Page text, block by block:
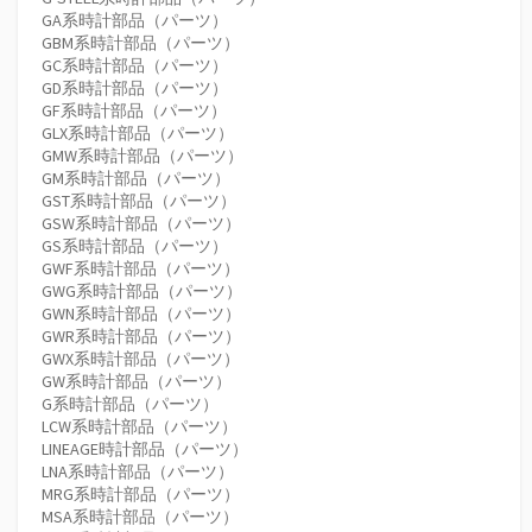
GA系時計部品（パーツ）
GBM系時計部品（パーツ）
GC系時計部品（パーツ）
GD系時計部品（パーツ）
GF系時計部品（パーツ）
GLX系時計部品（パーツ）
GMW系時計部品（パーツ）
GM系時計部品（パーツ）
GST系時計部品（パーツ）
GSW系時計部品（パーツ）
GS系時計部品（パーツ）
GWF系時計部品（パーツ）
GWG系時計部品（パーツ）
GWN系時計部品（パーツ）
GWR系時計部品（パーツ）
GWX系時計部品（パーツ）
GW系時計部品（パーツ）
G系時計部品（パーツ）
LCW系時計部品（パーツ）
LINEAGE時計部品（パーツ）
LNA系時計部品（パーツ）
MRG系時計部品（パーツ）
MSA系時計部品（パーツ）